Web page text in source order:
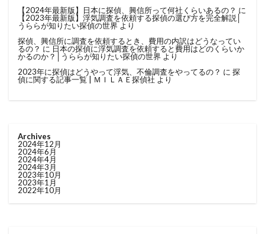
【2024年最新版】日本に探偵、興信所って何社くらいあるの？ に
【2023年最新版】浮気調査を依頼する探偵の選び方を完全解説│
うららが知りたい探偵の世界 より
探偵、興信所に調査を依頼するとき、費用の内訳はどうなってい
るの？ に 日本の探偵に浮気調査を依頼すると費用はどのくらいか
かるのか？│うららが知りたい探偵の世界 より
2023年に探偵はどうやって浮気、不倫調査をやってるの？ に 探
偵に関する記事一覧 | ＭＩＬＡＥ探偵社 より
Archives
2024年12月
2024年6月
2024年4月
2024年3月
2023年10月
2023年1月
2022年10月